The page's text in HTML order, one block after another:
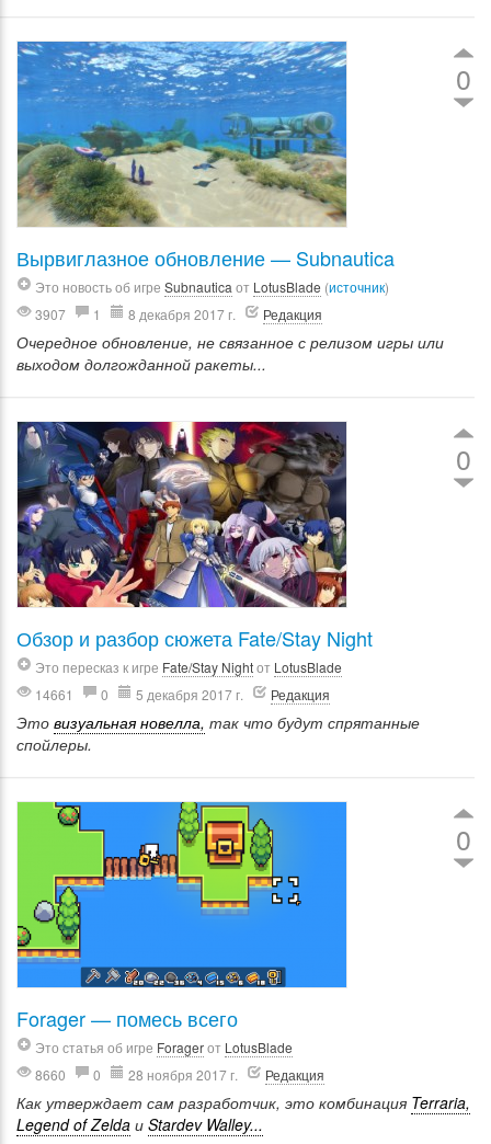
0
Вырвиглазное обновление — Subnautica
Это новость об игре Subnautica от LotusBlade (источник)
3907
1 8 декабря 2017 г. Редакция
Очередное обновление, не связанное с релизом игры или
выходом долгожданной ракеты...
0
Обзор и разбор сюжета Fate/Stay Night
Это пересказ к игре Fate/Stay Nightот LotusBlade
14661
0 5 декабря 2017 г. Редакция
Это визуальная новелла, так что будут спрятанные
спойлеры.
0
Forager — помесь всего
Это статья об игре Foragerот LotusBlade
8660
0 28 ноября 2017 г. Редакция
Как утверждает сам разработчик, это комбинация Terraria,
Legend of Zelda и Stardev Walley...